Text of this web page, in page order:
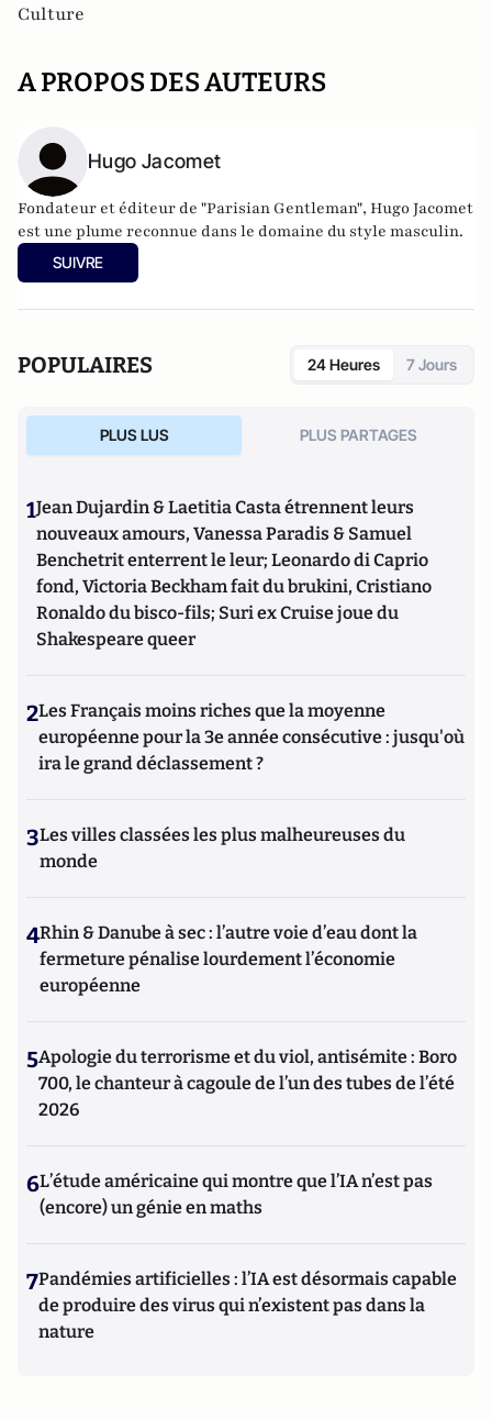
Culture
A PROPOS DES AUTEURS
Hugo Jacomet
Fondateur et éditeur de "Parisian Gentleman", Hugo Jacomet
est une plume reconnue dans le domaine du style masculin.
SUIVRE
POPULAIRES 24 Heures 7 Jours
PLUS LUS PLUS PARTAGES
1Jean Dujardin & Laetitia Casta étrennent leurs
nouveaux amours, Vanessa Paradis & Samuel
Benchetrit enterrent le leur; Leonardo di Caprio
fond, Victoria Beckham fait du brukini, Cristiano
Ronaldo du bisco-fils; Suri ex Cruise joue du
Shakespeare queer
2Les Français moins riches que la moyenne
européenne pour la 3e année consécutive : jusqu'où
ira le grand déclassement ?
3Les villes classées les plus malheureuses du
monde
4Rhin & Danube à sec : l’autre voie d’eau dont la
fermeture pénalise lourdement l’économie
européenne
5Apologie du terrorisme et du viol, antisémite : Boro
700, le chanteur à cagoule de l’un des tubes de l’été
2026
6L’étude américaine qui montre que l’IA n’est pas
(encore) un génie en maths
7Pandémies artificielles : l’IA est désormais capable
de produire des virus qui n’existent pas dans la
nature